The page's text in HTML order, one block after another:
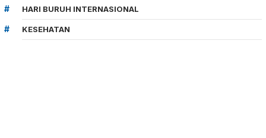
HARI BURUH INTERNASIONAL
KESEHATAN